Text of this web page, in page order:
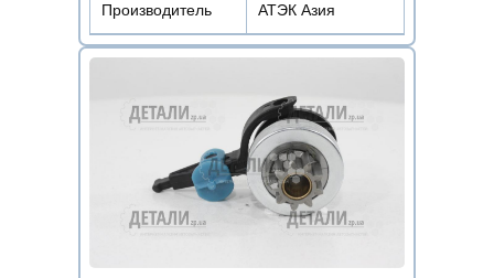
Производитель АТЭК Азия